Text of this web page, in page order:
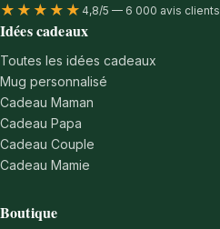
★★★★★ 4,8/5 — 6 000 avis clients
Idées cadeaux
Toutes les idées cadeaux
Mug personnalisé
Cadeau Maman
Cadeau Papa
Cadeau Couple
Cadeau Mamie
Boutique